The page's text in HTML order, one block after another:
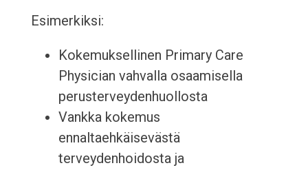
Esimerkiksi:
Kokemuksellinen Primary Care
Physician vahvalla osaamisella
perusterveydenhuollosta
Vankka kokemus
ennaltaehkäisevästä
terveydenhoidosta ja